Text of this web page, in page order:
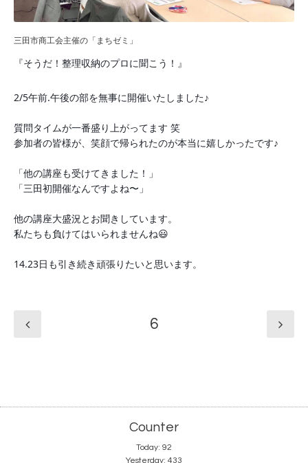
三田市商工会主催の「まちゼミ」
『そうだ！整理収納のプロに聞こう！』
2/5午前.午後の部を無事に開催いたしました♪
質問タイムが一番盛り上がってます 笑
参加者の皆様が、笑顔で帰られたのが本当に嬉しかったです♪
「他の講座も受けてきました！」
「三田初開催なんですよね〜」
他の講座大盛況とお聞きしています。
私たちも負けてはいられませんね😃
14.23日も引き続き頑張りたいと思います。
6
Counter
Today: 92
Yesterday: 433